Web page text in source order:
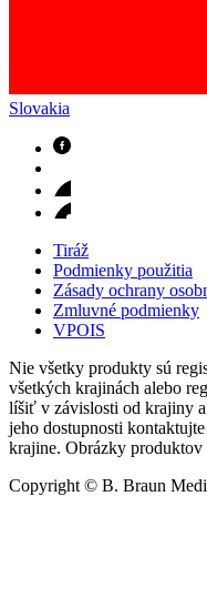
Slovakia
Tiráž
Podmienky použitia
Zásady ochrany
Zmluvné podmienky
VPOIS
Nie všetky produkty sú
všetkých krajinách alebo
líšiť v závislosti od krajiny
jeho dostupnosti
krajine. Obrázky produktov
Copyright © B. Braun